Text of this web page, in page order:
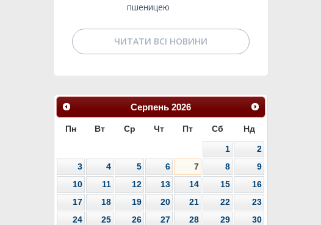
пшеницею
ЧИТАТИ ВСІ НОВИНИ
Серпень 2026
Пн Вт Ср Чт Пт Сб Нд
1
2
3
4 5 6 7 8
9
10
11 12 13 14 15
16
17
18 19 20 21 22
23
24
25 26 27 28 29
30